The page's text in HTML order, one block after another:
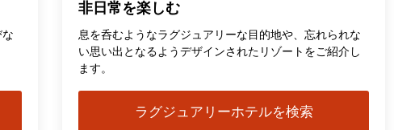
非日常を楽しむ
息を呑むようなラグジュアリーな目的地や、忘れられな
い思い出となるようデザインされたリゾートをご紹介し
ます。
ラグジュアリーホテルを検索